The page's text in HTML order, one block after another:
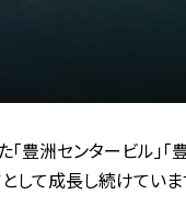
洲センタービル」「
て成長し続けていま